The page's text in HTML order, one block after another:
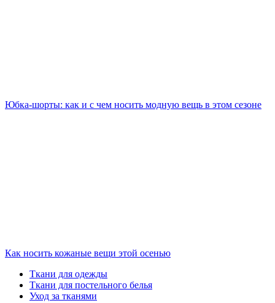
Юбка-шорты: как и с чем носить модную вещь в этом сезоне
Как носить кожаные вещи этой осенью
Ткани для одежды
Ткани для постельного белья
Уход за тканями